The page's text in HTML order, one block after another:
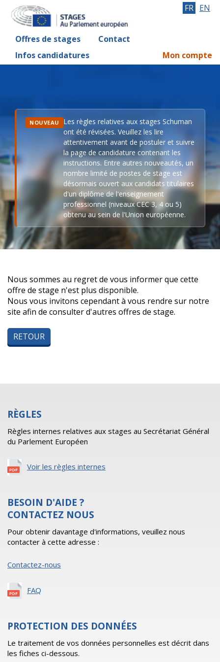
Offres de stages
Contact
Infos candidatures
FR EN
Mon compte
NOUVEAU
Les règles relatives aux stages Schuman
ont été révisées. Veuillez les lire
attentivement avant de postuler et suivre
la page de candidature contenant les
instructions. Entre autres nouveautés, un
nombre limité de postes de stage est
désormais ouvert aux candidats titulaires
d'un diplôme de l'enseignement
professionnel (niveaux CEC 3, 4 ou 5)
obtenu au sein de l'Union européenne.
Nous sommes au regret de vous informer que cette
offre de stage n'est plus disponible.
Nous vous invitons cependant à vous rendre sur notre
site afin de consulter d'autres offres de stage.
RETOUR
RÈGLES
Règles internes relatives aux stages au Secrétariat Général
du Parlement Européen
Voir les règles internes
BESOIN D'AIDE ?
CONTACTEZ NOUS
Pour obtenir davantage d'informations, veuillez nous
contacter à cette adresse :
Contactez-nous
FAQ
PROTECTION DES DONNÉES
Le traitement de vos données personnelles est décrit dans
les fiches ci-dessous.